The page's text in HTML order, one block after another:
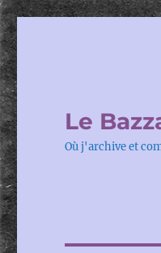
Le
Où j'archive et